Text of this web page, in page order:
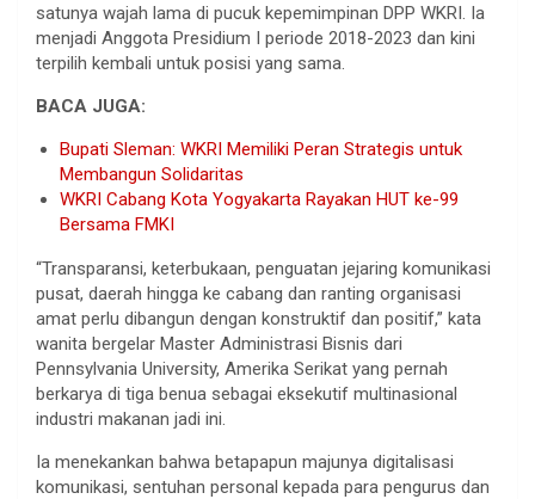
satunya wajah lama di pucuk kepemimpinan DPP WKRI. Ia
menjadi Anggota Presidium I periode 2018-2023 dan kini
terpilih kembali untuk posisi yang sama.
BACA JUGA:
Bupati Sleman: WKRI Memiliki Peran Strategis untuk
Membangun Solidaritas
WKRI Cabang Kota Yogyakarta Rayakan HUT ke-99
Bersama FMKI
“Transparansi, keterbukaan, penguatan jejaring komunikasi
pusat, daerah hingga ke cabang dan ranting organisasi
amat perlu dibangun dengan konstruktif dan positif,” kata
wanita bergelar Master Administrasi Bisnis dari
Pennsylvania University, Amerika Serikat yang pernah
berkarya di tiga benua sebagai eksekutif multinasional
industri makanan jadi ini.
Ia menekankan bahwa betapapun majunya digitalisasi
komunikasi, sentuhan personal kepada para pengurus dan